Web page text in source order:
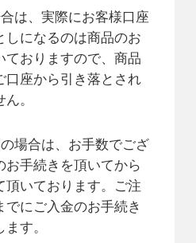
は、実際にお客様口座
しになるのは商品のお
ておりますので、商品
口座から引き落とされ
。
場合は、お手数でござ
お手続きを頂いてから
頂いております。ご注
にご入金のお手続き
す。